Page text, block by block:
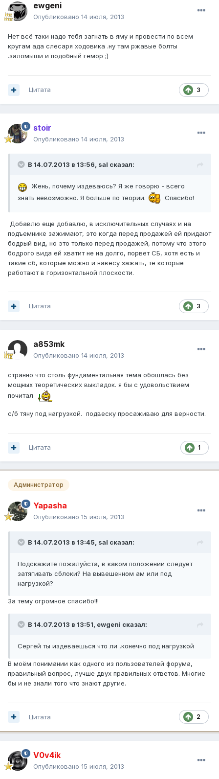
ewgeni
Опубликовано 14 июля, 2013
Нет всё таки надо тебя загнать в яму и провести по всем
кругам ада слесаря ходовика .ну там ржавые болты
.заломыши и подобный гемор ;)
3
Цитата
stoir
Опубликовано 14 июля, 2013
В 14.07.2013 в 13:56, sal сказал:
Жень, почему издеваюсь? Я же говорю - всего
знать невозможно. Я больше по теории.
Спасибо!
Добавлю еще добавлю, в исключительных случаях и на
подъемнике зажимают, это когда перед продажей ей придают
бодрый вид, но это только перед продажей, потому что этого
бодрого вида ей хватит не на долго, порвет СБ, хотя есть и
такие сб, которые можно и навесу зажать, те которые
работают в горизонтальной плоскости.
3
Цитата
a853mk
Опубликовано 14 июля, 2013
странно что столь фундаментальная тема обошлась без
мощных теоретических выкладок. я бы с удовольствием
почитал
с/б тяну под нагрузкой. подвеску просаживаю для верности.
1
Цитата
Администратор
Yapasha
Опубликовано 15 июля, 2013
В 14.07.2013 в 13:45, sal сказал:
Подскажите пожалуйста, в каком положении следует
затягивать сблоки? На вывешенном ам или под
нагрузкой?
За тему огромное спасибо!!!
В 14.07.2013 в 13:51, ewgeni сказал:
Сергей ты издеваешься что ли ,конечно под нагрузкой
В моём понимании как одного из пользователей форума,
правильный вопрос, лучше двух правильных ответов. Многие
бы и не знали того что знают другие.
2
Цитата
V0v4ik
Опубликовано 15 июля, 2013